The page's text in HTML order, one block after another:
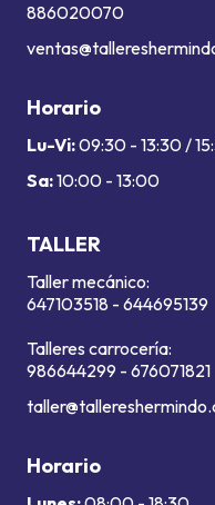
886020070
Horario
Lu-Vi:09:30 - 13:30 /
Sa:10:00 - 13:00
TALLER
Taller mecánico:
647103518 - 644695139
Talleres carrocería:
986644299 - 676071821
Horario